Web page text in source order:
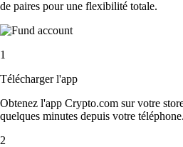
de paires pour une flexibilité totale.
1
Télécharger l'app
Obtenez l'app Crypto.com sur votre
quelques minutes depuis votre téléphone.
2